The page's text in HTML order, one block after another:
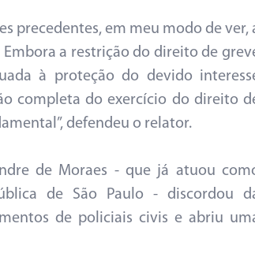
precedentes, em meu modo de ver,
a restrição do direito de
à proteção do devido
completa do exercício do direito
defendeu o relator.
de Moraes - que já atuou
de São Paulo - discordou
de policiais civis e abriu